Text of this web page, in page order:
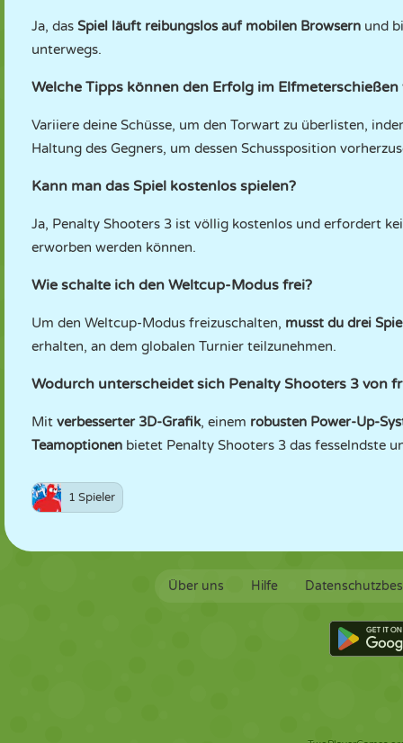
Ja, das Spiel läuft reibungslos auf mobilen Browsern und
unterwegs.
Welche Tipps können den Erfolg im Elfmeterschießen
Variiere deine Schüsse, um den Torwart zu überlisten,
Haltung des Gegners, um dessen Schussposition
Kann man das Spiel kostenlos spielen?
Ja, Penalty Shooters 3 ist völlig kostenlos und erfordert
erworben werden können.
Wie schalte ich den Weltcup-Modus frei?
Um den Weltcup-Modus freizuschalten, musst du drei
erhalten, an dem globalen Turnier teilzunehmen.
Wodurch unterscheidet sich Penalty Shooters 3 von
Mit verbesserter 3D-Grafik, einem robusten Power-Up-
Teamoptionen bietet Penalty Shooters 3 das fesselndste
1 Spieler
Über uns Hilfe